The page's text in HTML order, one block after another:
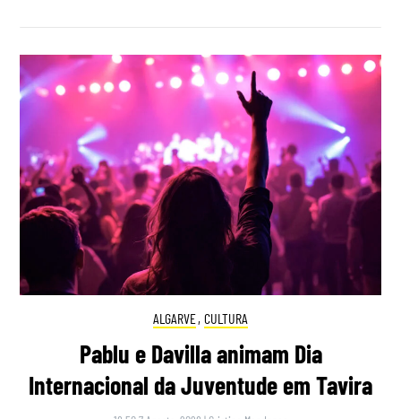
ALGARVE, CULTURA
Pablu e Davilla animam Dia
Internacional da Juventude em Tavira